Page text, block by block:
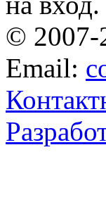
©
Email: